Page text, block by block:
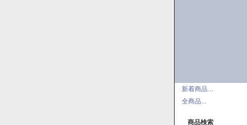
新着商品...
全商品...
商品検索